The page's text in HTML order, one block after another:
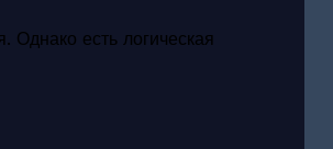
Однако есть логическая